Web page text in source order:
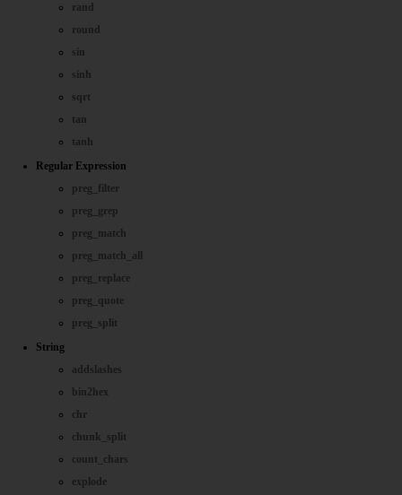
rand
round
sin
sinh
sqrt
tan
tanh
Regular Expression
preg_filter
preg_grep
preg_match
preg_match_all
preg_replace
preg_quote
preg_split
String
addslashes
bin2hex
chr
chunk_split
count_chars
explode